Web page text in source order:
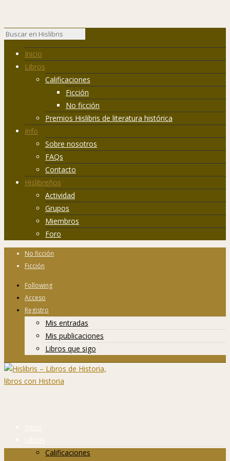
Inicio
Libros
Calificaciones
Ficción
No ficción
Premios Hislibris de literatura histórica
Info
Sobre nosotros
FAQs
Contacto
Hislibreños
Actividad
Grupos
Miembros
Foro
No ficción
Ficción
Following
Acceso
Registro
Mis entradas
Mis publicaciones
Libros que sigo
Inicio
Libros
Calificaciones